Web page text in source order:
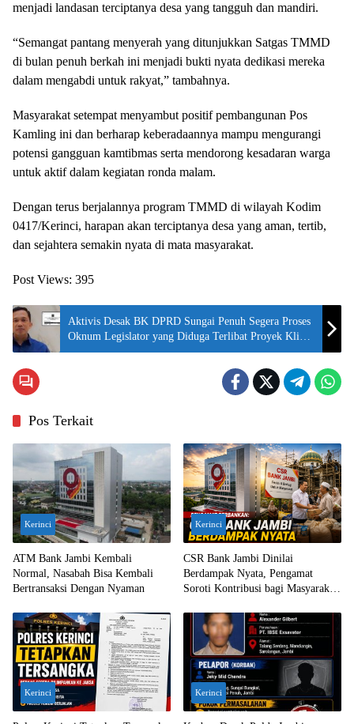
menjadi landasan terciptanya desa yang tangguh dan mandiri.
“Semangat pantang menyerah yang ditunjukkan Satgas TMMD
di bulan penuh berkah ini menjadi bukti nyata dedikasi mereka
dalam mengabdi untuk rakyat,” tambahnya.
Masyarakat setempat menyambut positif pembangunan Pos
Kamling ini dan berharap keberadaannya mampu mengurangi
potensi gangguan kamtibmas serta mendorong kesadaran warga
untuk aktif dalam kegiatan ronda malam.
Dengan terus berjalannya program TMMD di wilayah Kodim
0417/Kerinci, harapan akan terciptanya desa yang aman, tertib,
dan sejahtera semakin nyata di mata masyarakat.
Post Views: 395
Aktivis Desak BK DPRD Sungai Penuh Segera Proses
Oknum Legislator yang Diduga Terlibat Proyek Klinik
Polres Kerinci
Pos Terkait
Kerinci
ATM Bank Jambi Kembali
Normal, Nasabah Bisa Kembali
Bertransaksi Dengan Nyaman
Kerinci
CSR Bank Jambi Dinilai
Berdampak Nyata, Pengamat
Soroti Kontribusi bagi Masyarakat
Kerinci Kerinci